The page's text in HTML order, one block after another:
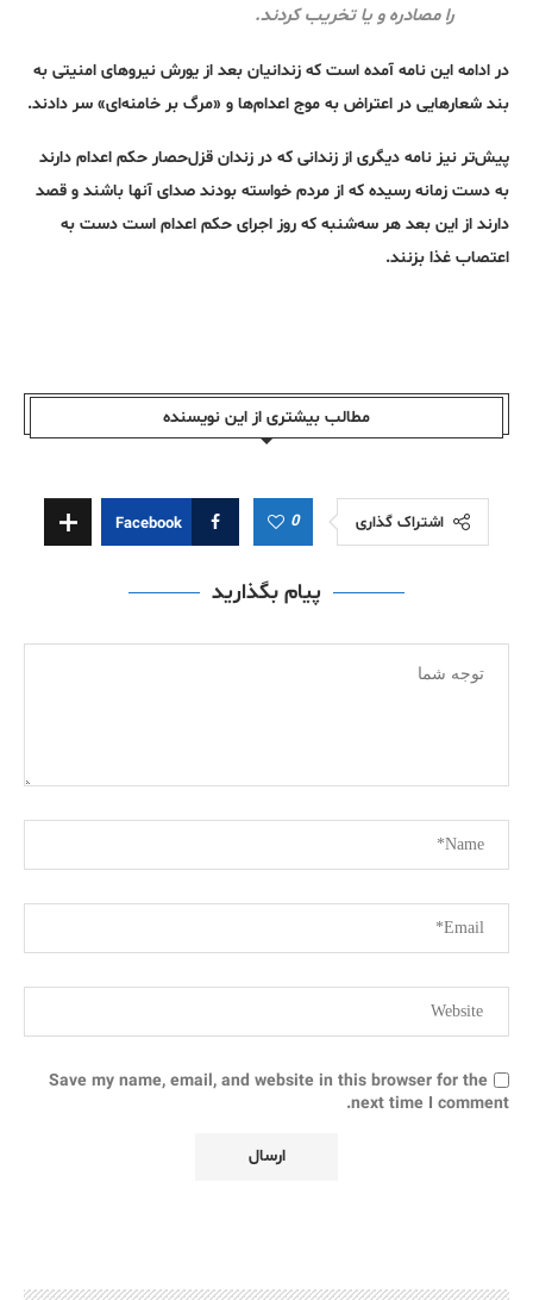
را مصادره و یا تخریب کردند.
در ادامه این نامه آمده است که زندانیان بعد از یورش نیروهای امنیتی به
بند شعارهایی در اعتراض به موج اعدام‌ها و «مرگ بر خامنه‌ای» سر دادند.
پیش‌تر نیز نامه دیگری از زندانی که در زندان قزل‌حصار حکم اعدام دارند
به دست زمانه رسیده که از مردم خواسته بودند صدای آنها باشند و قصد
دارند از این بعد هر سه‌شنبه که روز اجرای حکم اعدام است دست به
اعتصاب غذا بزنند.
مطالب بیشتری از این نویسندە
اشتراک گذاری 0
Facebook
پیام بگذارید
Save my name, email, and website in this browser for the
next time I comment.